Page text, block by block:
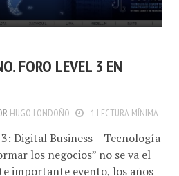
FORO LEVEL 3 EN
HUGO LONDOÑO 1 LECTURA MÍNIMA
Digital Business – Tecnología
los negocios” no se va el
importante evento, los años